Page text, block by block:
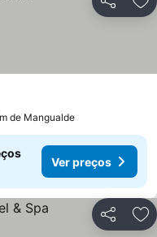
Partilhar
de Mangualde
Ver preços
Partilhar